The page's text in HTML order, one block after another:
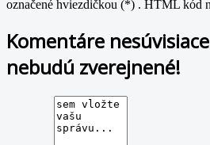
označené hviezdičkou (*) . HTML kód
Komentáre
nebudú zverejnené!